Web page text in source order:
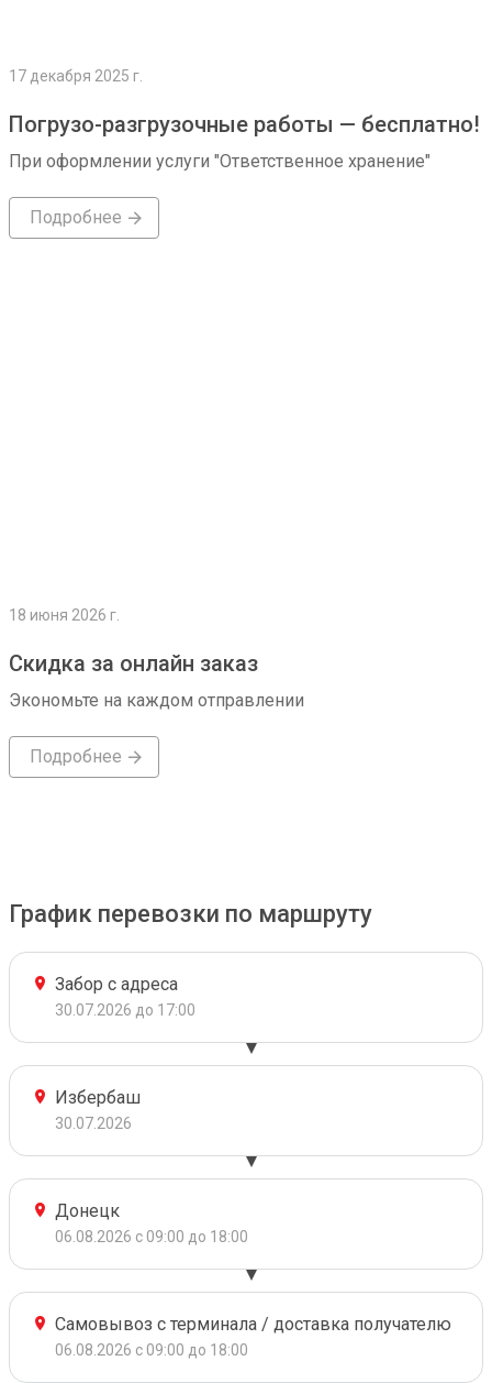
17 декабря 2025 г.
Погрузо-разгрузочные работы — бесплатно!
При оформлении услуги "Ответственное хранение"
Подробнее
18 июня 2026 г.
Скидка за онлайн заказ
Экономьте на каждом отправлении
Подробнее
График перевозки по маршруту
Забор с адреса
30.07.2026 до 17:00
Избербаш
30.07.2026
Донецк
06.08.2026 с 09:00 до 18:00
Самовывоз с терминала / доставка получателю
06.08.2026 с 09:00 до 18:00